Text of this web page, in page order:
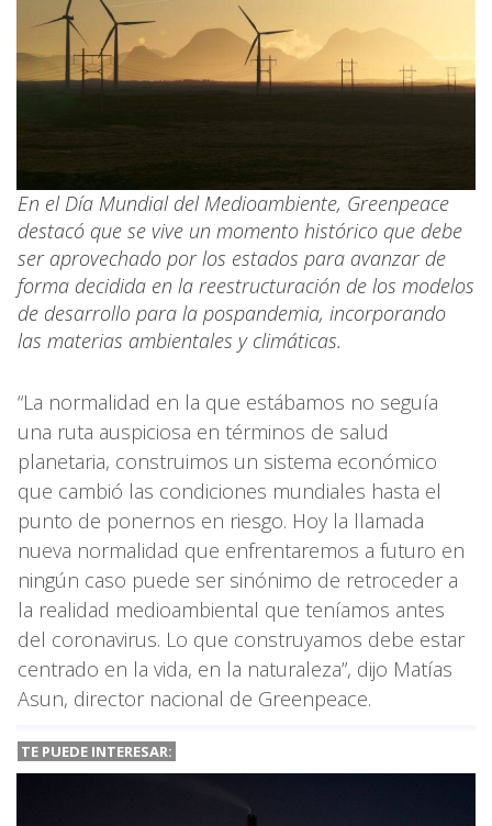
En el Día Mundial del Medioambiente, Greenpeace
destacó que se vive un momento histórico que debe
ser aprovechado por los estados para avanzar de
forma decidida en la reestructuración de los modelos
de desarrollo para la pospandemia, incorporando
las materias ambientales y climáticas.
“La normalidad en la que estábamos no seguía
una ruta auspiciosa en términos de salud
planetaria, construimos un sistema económico
que cambió las condiciones mundiales hasta el
punto de ponernos en riesgo. Hoy la llamada
nueva normalidad que enfrentaremos a futuro en
ningún caso puede ser sinónimo de retroceder a
la realidad medioambiental que teníamos antes
del coronavirus. Lo que construyamos debe estar
centrado en la vida, en la naturaleza”, dijo Matías
Asun, director nacional de Greenpeace.
TE PUEDE INTERESAR: